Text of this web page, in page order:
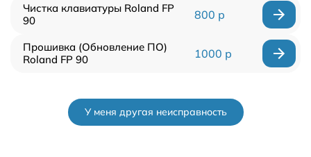
Чистка клавиатуры Roland FP
90
800 р
Прошивка (Обновление ПО)
Roland FP 90
1000 р
У меня другая неисправность